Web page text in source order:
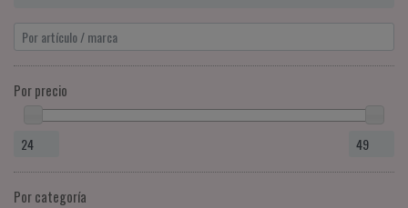
Por precio
Por categoría